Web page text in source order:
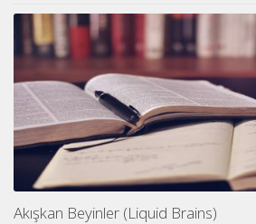
Akışkan Beyinler (Liquid Brains)